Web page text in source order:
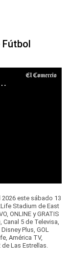
Fútbol
AMERICA-TV-CANAL-5-CARACOL
este sábado 13
Stadium de East
ONLINE y GRATIS
Canal 5 de Televisa,
Plus, GOL
América TV,
de Las Estrellas.